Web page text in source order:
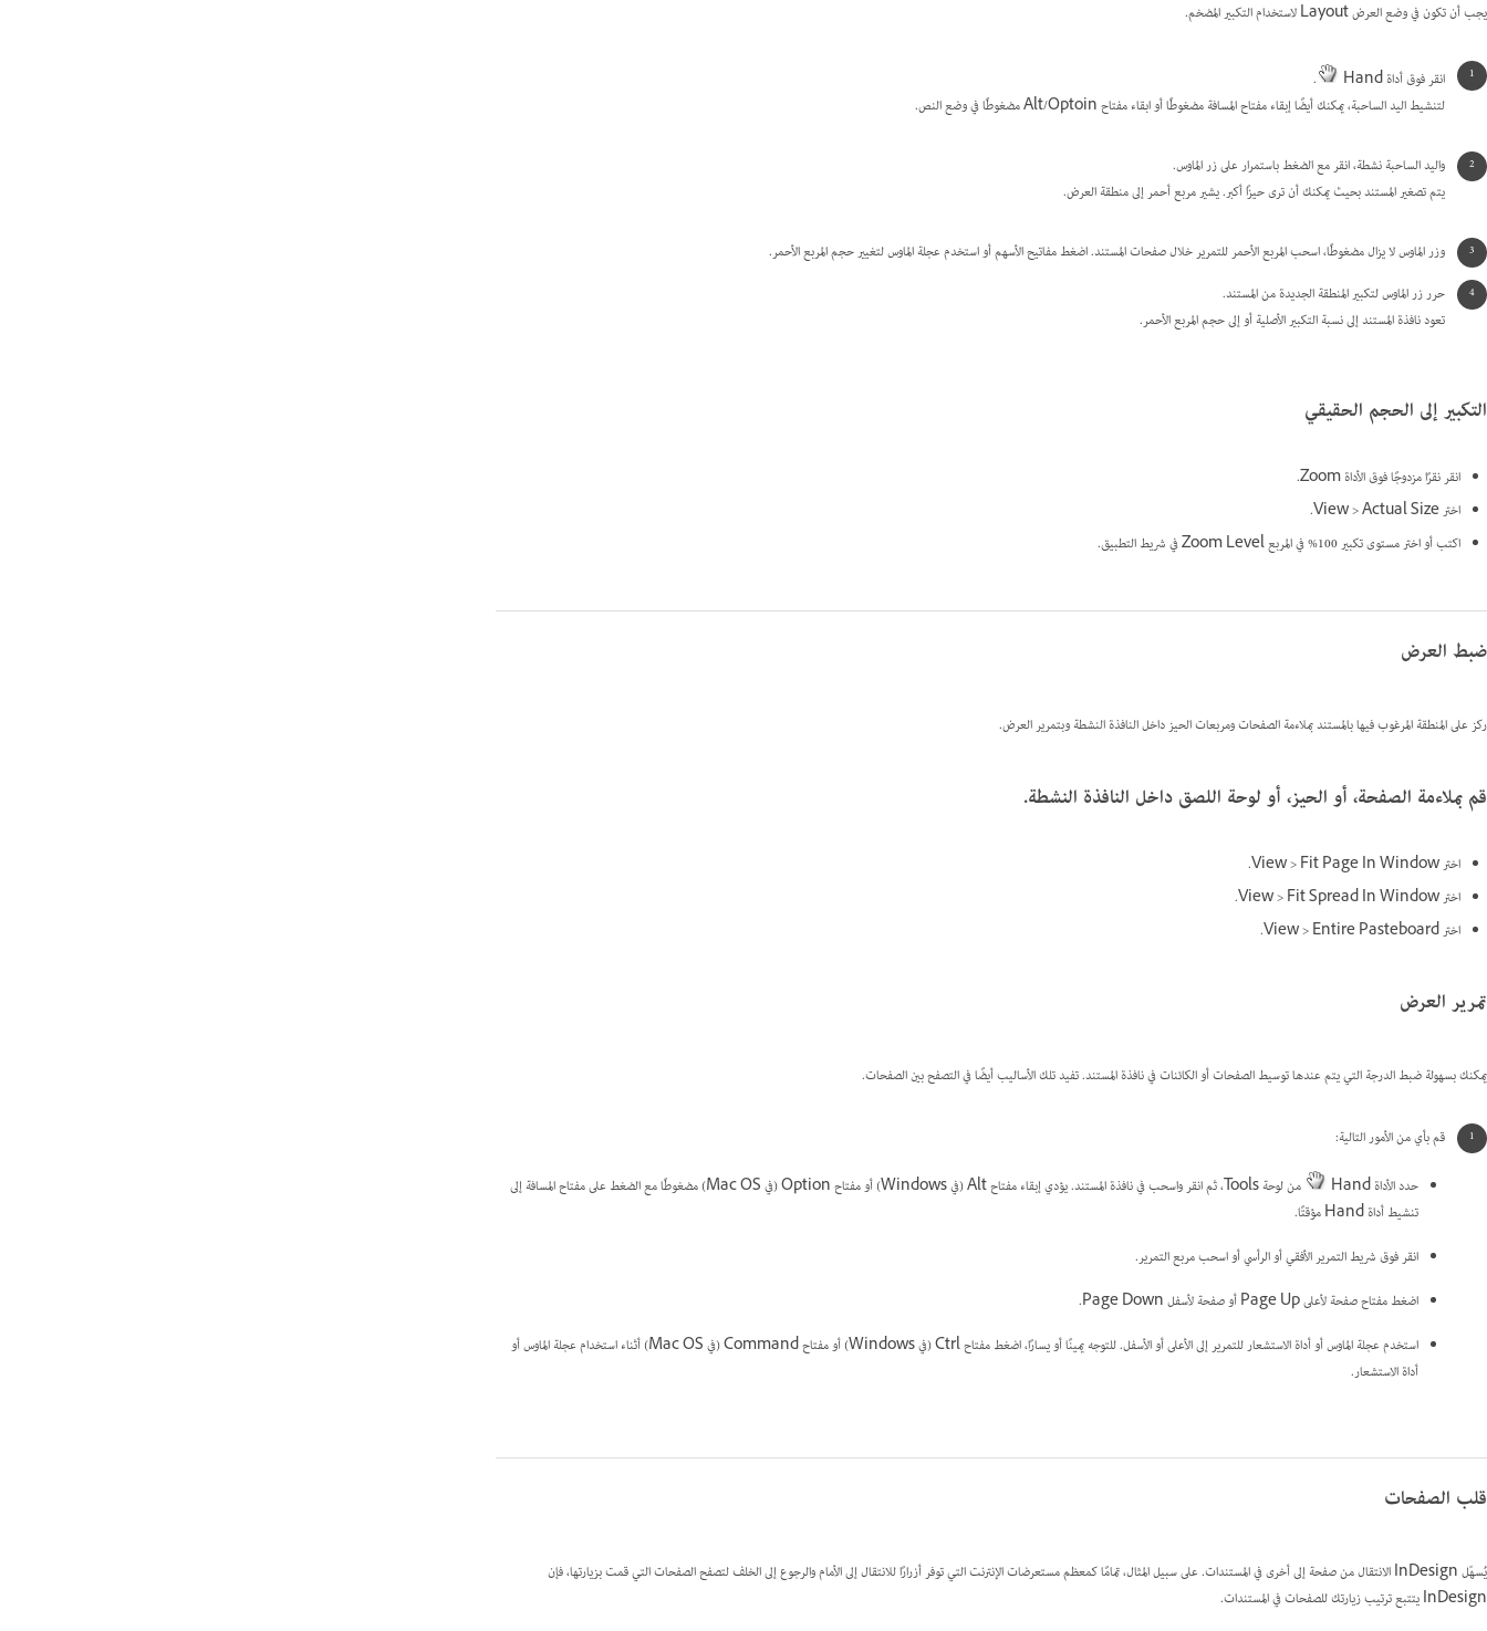
يجب أن تكون في وضع العرض Layout لاستخدام التكبير المضخم.
انقر فوق أداة Hand
.
لتنشيط اليد الساحبة، يمكنك أيضًا إبقاء مفتاح المسافة مضغوطًا أو ابقاء مفتاح Alt/Optoin مضغوطًا في وضع النص.
واليد الساحبة نشطة، انقر مع الضغط باستمرار على زر الماوس.
يتم تصغير المستند بحيث يمكنك أن ترى حيزًا أكبر. يشير مربع أحمر إلى منطقة العرض.
وزر الماوس لا يزال مضغوطًا، اسحب المربع الأحمر للتمرير خلال صفحات المستند. اضغط مفاتيح الأسهم أو استخدم عجلة الماوس لتغيير حجم المربع الأحمر.
حرر زر الماوس لتكبير المنطقة الجديدة من المستند.
تعود نافذة المستند إلى نسبة التكبير الأصلية أو إلى حجم المربع الأحمر.
التكبير إلى الحجم الحقيقي
انقر نقرًا مزدوجًا فوق الأداة Zoom.
اختر View > Actual Size.
اكتب أو اختر مستوى تكبير 100% في المربع Zoom Level في شريط التطبيق.
ضبط العرض
ركز على المنطقة المرغوب فيها بالمستند بملاءمة الصفحات ومربعات الحيز داخل النافذة النشطة وبتمرير العرض.
قم بملاءمة الصفحة، أو الحيز، أو لوحة اللصق داخل النافذة النشطة.
اختر View > Fit Page In Window.
اختر View > Fit Spread In Window.
اختر View > Entire Pasteboard.
تمرير العرض
يمكنك بسهولة ضبط الدرجة التي يتم عندها توسيط الصفحات أو الكائنات في نافذة المستند. تفيد تلك الأساليب أيضًا في التصفح بين الصفحات.
قم بأي من الأمور التالية:
حدد الأداة Hand
من لوحة Tools، ثم انقر واسحب في نافذة المستند. يؤدي إبقاء مفتاح Alt (في Windows) أو مفتاح Option (في Mac OS) مضغوطًا مع الضغط على مفتاح المسافة إلى
تنشيط أداة Hand مؤقتًا.
انقر فوق شريط التمرير الأفقي أو الرأسي أو اسحب مربع التمرير.
اضغط مفتاح صفحة لأعلى Page Up أو صفحة لأسفل Page Down.
استخدم عجلة الماوس أو أداة الاستشعار للتمرير إلى الأعلى أو الأسفل. للتوجه يمينًا أو يسارًا، اضغط مفتاح Ctrl (في Windows) أو مفتاح Command (في Mac OS) أثناء استخدام عجلة الماوس أو
أداة الاستشعار.
قلب الصفحات
يُسهّل InDesign الانتقال من صفحة إلى أخرى في المستندات. على سبيل المثال، تمامًا كمعظم مستعرضات الإنترنت التي توفر أزرارًا للانتقال إلى الأمام والرجوع إلى الخلف لتصفح الصفحات التي قمت بزيارتها، فإن
InDesign يتتبع ترتيب زيارتك للصفحات في المستندات.